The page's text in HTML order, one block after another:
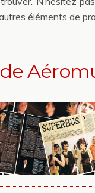
éléments de